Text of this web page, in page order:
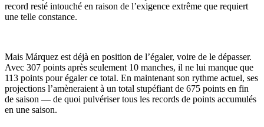
record resté intouché en raison de l’exigence extrême que requiert
une telle constance.
Mais Márquez est déjà en position de l’égaler, voire de le dépasser.
Avec 307 points après seulement 10 manches, il ne lui manque que
113 points pour égaler ce total. En maintenant son rythme actuel, ses
projections l’amèneraient à un total stupéfiant de 675 points en fin
de saison — de quoi pulvériser tous les records de points accumulés
en une saison.